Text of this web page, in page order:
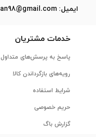
ایمیل: sneakersiran98@gmail.com
خدمات مشتریان
پاسخ به پرسش‌های متداول
رویه‌های بازگرداندن کالا
شرایط استفاده
حریم خصوصی
گزارش باگ